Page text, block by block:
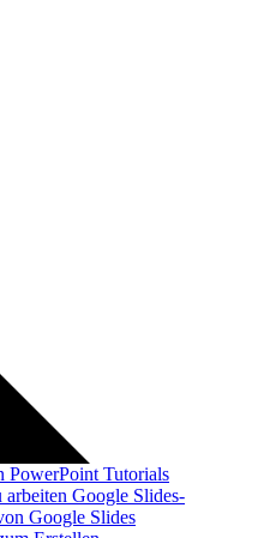
PowerPoint Tutorials
Google Slides-
Google Slides